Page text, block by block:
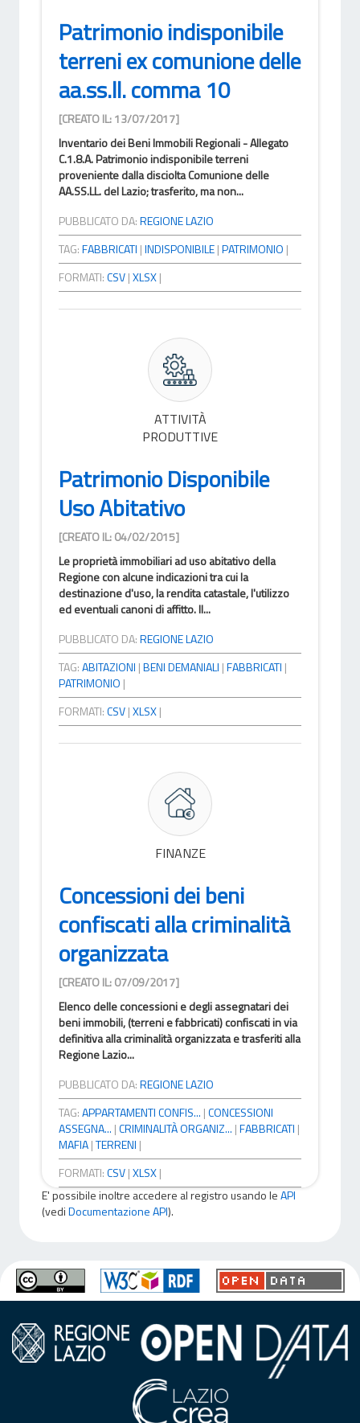
Patrimonio indisponibile
terreni ex comunione delle
aa.ss.ll. comma 10
[CREATO IL: 13/07/2017]
Inventario dei Beni Immobili Regionali - Allegato
C.1.8.A. Patrimonio indisponibile terreni
proveniente dalla disciolta Comunione delle
AA.SS.LL. del Lazio; trasferito, ma non...
PUBBLICATO DA:REGIONE LAZIO
TAG:FABBRICATI |INDISPONIBILE|PATRIMONIO |
FORMATI:CSV|XLSX|
ATTIVITÀ
PRODUTTIVE
Patrimonio Disponibile
Uso Abitativo
[CREATO IL: 04/02/2015]
Le proprietà immobiliari ad uso abitativo della
Regione con alcune indicazioni tra cui la
destinazione d'uso, la rendita catastale, l'utilizzo
ed eventuali canoni di affitto. Il...
PUBBLICATO DA:REGIONE LAZIO
TAG:ABITAZIONI |BENI DEMANIALI |FABBRICATI |
PATRIMONIO |
FORMATI:CSV|XLSX|
FINANZE
Concessioni dei beni
confiscati alla criminalità
organizzata
[CREATO IL: 07/09/2017]
Elenco delle concessioni e degli assegnatari dei
beni immobili, (terreni e fabbricati) confiscati in via
definitiva alla criminalità organizzata e trasferiti alla
Regione Lazio...
PUBBLICATO DA:REGIONE LAZIO
TAG:APPARTAMENTI CONFIS... |CONCESSIONI
ASSEGNA... |CRIMINALITÀ ORGANIZ... |FABBRICATI |
MAFIA|TERRENI |
FORMATI:CSV|XLSX|
E' possibile inoltre accedere al registro usando leAPI
(vediDocumentazione API).